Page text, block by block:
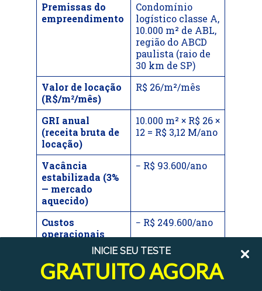
INICIE SEU TESTE
GRATUITO AGORA
Premissas do
empreendimento
Condomínio
logístico classe A,
10.000 m² de ABL,
região do ABCD
paulista (raio de
30 km de SP)
Valor de locação
(R$/m²/mês)
R$ 26/m²/mês
GRI anual
(receita bruta de
locação)
10.000 m² × R$ 26 ×
12 = R$ 3,12 M/ano
Vacância
estabilizada (3%
— mercado
aquecido)
− R$ 93.600/ano
Custos
operacionais
(manutenção,
gestão, IPTU —
8% do GRI)
− R$ 249.600/ano